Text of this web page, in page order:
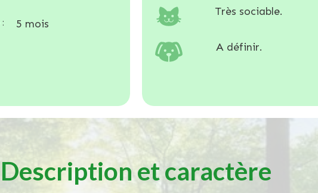
: 5 mois
Très sociable.
A définir.
Description et caractère